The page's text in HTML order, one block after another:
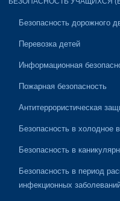
Безопасность дорожного
Перевозка детей
Информационная
Пожарная безопасность
Антитеррористическая
Безопасность в холодное
Безопасность в
Безопасность в период
инфекционных